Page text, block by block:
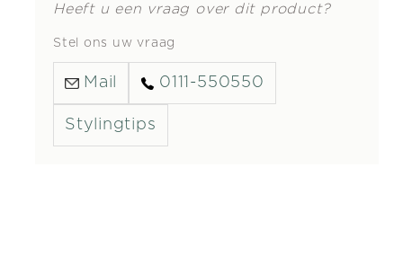
Heeft u een vraag over dit product?
Stel ons uw vraag
Mail 0111-550550
Stylingtips